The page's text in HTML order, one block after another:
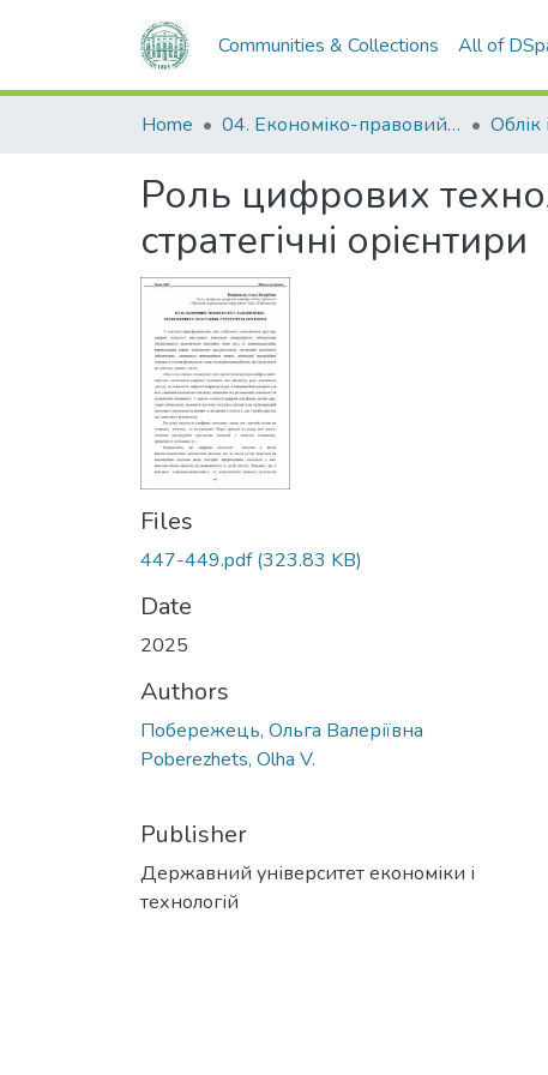
Communities & Collections All of
Home 04. Економіко-правовий факультет Облік
Роль цифрових
стратегічні орієнтири
Files
447-449.pdf(323.83 KB)
Date
2025
Authors
Побережець, Ольга Валеріївна
Poberezhets, Olha V.
Publisher
Державний університет економіки і
технологій